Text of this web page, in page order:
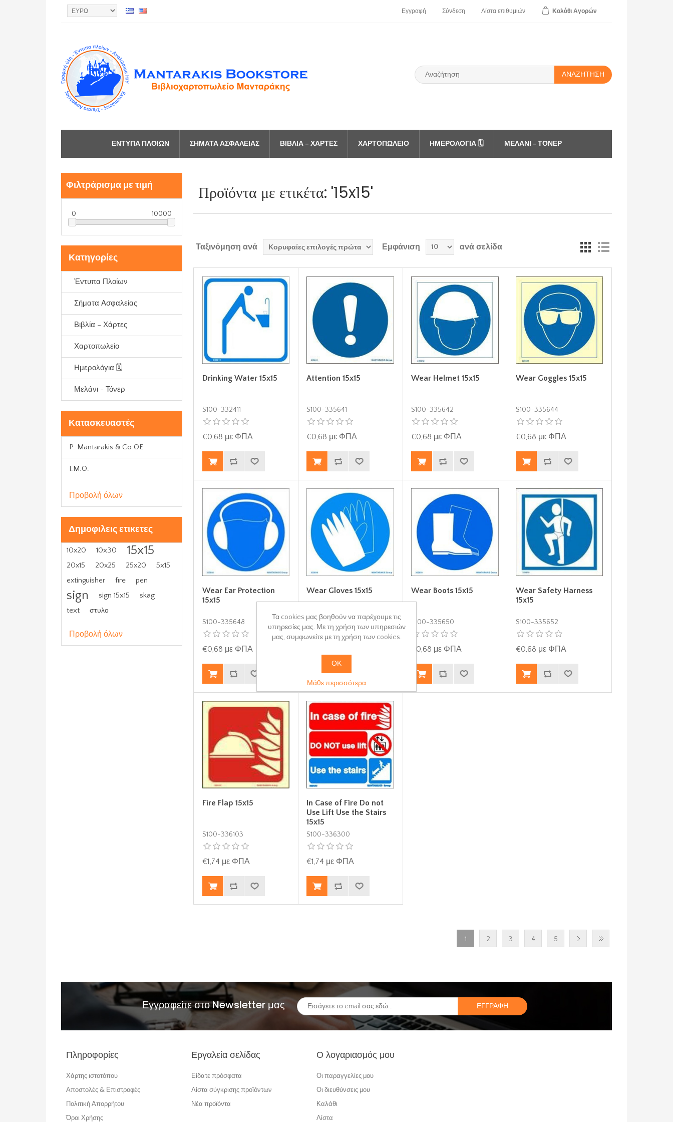
Εγγραφή Σύνδεση Λίστα επιθυμιών Καλάθι Αγορών
ΑΝΑΖΉΤΗΣΗ
ΈΝΤΥΠΑ ΠΛΟΊΩΝ ΣΉΜΑΤΑ ΑΣΦΑΛΕΊΑΣ ΒΙΒΛΊΑ – ΧΆΡΤΕΣ ΧΑΡΤΟΠΩΛΕΊΟ ΗΜΕΡΟΛΌΓΙΑ 🗓️ ΜΕΛΆΝΙ - ΤΌΝΕΡ
Φιλτράρισμα με τιμή
0 10000
Κατηγορίες
Έντυπα Πλοίων
Σήματα Ασφαλείας
Βιβλία – Χάρτες
Χαρτοπωλείο
Ημερολόγια 🗓️
Μελάνι - Τόνερ
Κατασκευαστές
P. Mantarakis & Co OE
I.M.O.
Προβολή όλων
Δημοφιλεις ετικετες
10x20 10x30 15x15
20x15 20x25 25x20 5x15
extinguisher fire pen
sign sign 15x15
skag
text
στυλο
Προβολή όλων
Προϊόντα με ετικέτα: '15x15'
Ταξινόμηση ανά Εμφάνιση ανά σελίδα
Drinking Water 15x15
S100-332411
€0,68 με ΦΠΑ
Attention 15x15
S100-335641
€0,68 με ΦΠΑ
Wear Helmet 15x15
S100-335642
€0,68 με ΦΠΑ
Wear Goggles 15x15
S100-335644
€0,68 με ΦΠΑ
Wear Ear Protection
15x15
S100-335648
€0,68 με ΦΠΑ
Wear Gloves 15x15
S100-335649
Wear Boots 15x15
S100-335650
€0,68 με ΦΠΑ
Wear Safety Harness
15x15
S100-335652
€0,68 με ΦΠΑ
Fire Flap 15x15
S100-336103
€1,74 με ΦΠΑ
In Case of Fire Do not
Use Lift Use the Stairs
15x15
S100-336300
€1,74 με ΦΠΑ
1 2 3 4 5
Εγγραφείτε στο Newsletter μας
Πληροφορίες
Χάρτης ιστοτόπου
Αποστολές & Επιστροφές
Πολιτική Απορρήτου
Όροι Χρήσης
Εργαλεία σελίδας
Είδατε πρόσφατα
Λίστα σύγκρισης προϊόντων
Νέα προϊόντα
Ο λογαριασμός μου
Οι παραγγελίες μου
Οι διευθύνσεις μου
Καλάθι
Λίστα
Τα cookies μας βοηθούν να παρέχουμε τις
υπηρεσίες μας. Με τη χρήση των υπηρεσιών
μας, συμφωνείτε με τη χρήση των cookies.
ΟΚ
Μάθε περισσότερα